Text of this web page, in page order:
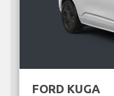
FORD KUGA